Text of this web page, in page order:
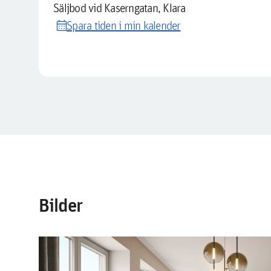
Säljbod vid Kaserngatan, Klara
calendar_monthSpara tiden i min kalender
Bilder